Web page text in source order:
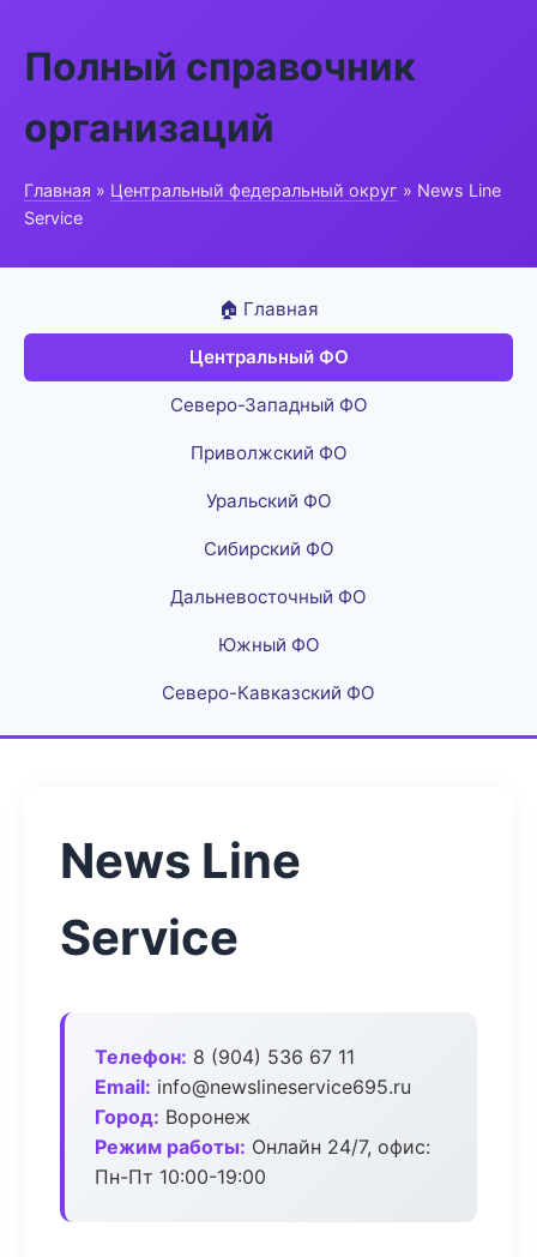
Полный справочник
организаций
Главная » Центральный федеральный округ » News Line
Service
🏠 Главная
Центральный ФО
Северо-Западный ФО
Приволжский ФО
Уральский ФО
Сибирский ФО
Дальневосточный ФО
Южный ФО
Северо-Кавказский ФО
News Line
Service
Телефон: 8 (904) 536 67 11
Email: info@newslineservice695.ru
Город: Воронеж
Режим работы: Онлайн 24/7, офис:
Пн-Пт 10:00-19:00